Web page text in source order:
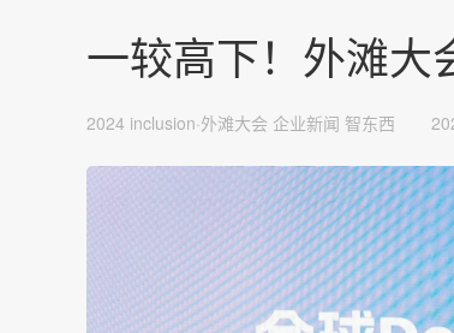
一较高下！外滩大
2024 inclusion·外滩大会 企业新闻 智东西